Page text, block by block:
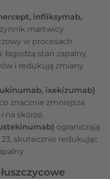
infliksymab,
martwicy
w procesach
stan zapalny,
i redukują zmiany
ixekizumab)
znacznie zmniejsza
na skórze.
ograniczają
23, skutecznie redukując